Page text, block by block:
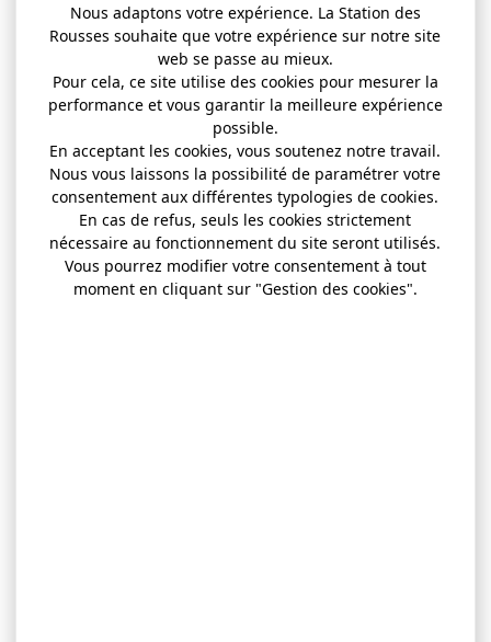
Nous adaptons votre expérience. La Station des
Rousses souhaite que votre expérience sur notre site
web se passe au mieux.
Pour cela, ce site utilise des cookies pour mesurer la
performance et vous garantir la meilleure expérience
possible.
En acceptant les cookies, vous soutenez notre travail.
Nous vous laissons la possibilité de paramétrer votre
consentement aux différentes typologies de cookies.
En cas de refus, seuls les cookies strictement
nécessaire au fonctionnement du site seront utilisés.
Vous pourrez modifier votre consentement à tout
moment en cliquant sur "Gestion des cookies".